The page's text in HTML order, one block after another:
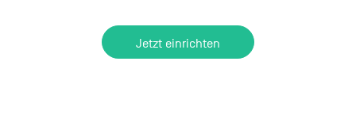
Jetzt einrichten